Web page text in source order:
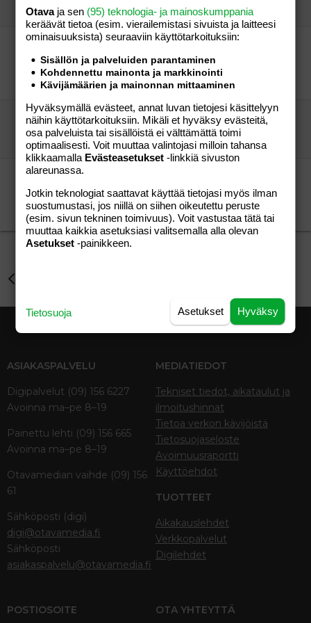
4
Lapset ja teinit
28.11.2006
heinäkuuksi
Tietääkö joku mistä Touhula Kaivokselan ruoka
tulee?
äiti uuden edessä
Aihe vapaa
2
Aihe vapaa
18.06.2015
vieras 88
paras päiväkoti Kuopio/petonen
"inni"
Aihe vapaa
0
Aihe vapaa
19.09.2014
"inni"
Yksityinen päiväkoti,yksityisen hoidon
tuki,esikoulu,..?
"apua" Aihe vapaa
1
Aihe vapaa
09.02.2015
TrueBlood
ASIAKASPALVELU
Digipalvelut (09) 156 6227
Avoinna ma–pe 8–19
Painettu lehti (09) 156 665
Avoinna ma–pe 8–19
Otavamedian vaihde (09) 156
61
Sähköposti (digi)
digi@otavamedia.fi
Sähköposti
asiakaspalvelu@otavamedia.fi
MEDIATIEDOT
Tekniset tiedot, aikataulut ja
ilmoitushinnat
Tietoa verkon kävijöistä
Tietosuojaseloste
Avoimuusraportti
Käyttöehdot
TUOTTEET
Aikakauslehdet
Verkkopalvelut
Digilehdet
POSTIOSOITE OTA YHTEYTTÄ
Otavaja sen (95) teknologia- ja mainoskumppania
keräävät tietoa (esim. vierailemis­tasi sivuista ja laitteesi
ominaisuuk­sista) seuraaviin käyttötarkoituksiin:
Sisällön ja palveluiden parantaminen
Kohdennettu mainonta ja markkinointi
Kävijämäärien ja mainonnan mittaaminen
Hyväksymällä evästeet, annat luvan tietojesi käsittelyyn
näihin käyttötarkoituksiin. Mikäli et hyväksy evästeitä,
osa palveluista tai sisällöistä ei välttämättä toimi
optimaalisesti. Voit muuttaa valintojasi milloin tahansa
klikkaamalla Evästeasetukset -linkkiä sivuston
alareunassa.
Jotkin teknologiat saattavat käyttää tietojasi myös ilman
suostumustasi, jos niillä on siihen oikeutettu peruste
(esim. sivun tekninen toimivuus). Voit vastustaa tätä tai
muuttaa kaikkia asetuksiasi valitsemalla alla olevan
Asetukset -painikkeen.
Hyväksy
Asetukset
Tietosuoja